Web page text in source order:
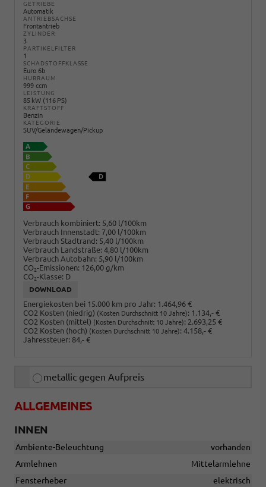
GETRIEBE
Automatik
ANTRIEBSACHSE
Frontantrieb
ZYLINDER
3
PARTIKELFILTER
1
SCHADSTOFFKLASSE
Euro 6b
HUBRAUM
999 ccm
LEISTUNG
85 kW (116 PS)
KRAFTSTOFF
Benzin
KATEGORIE
SUV/Geländewagen/Pickup
Verbrauch kombiniert: 5,60 l/100km
Verbrauch Innenstadt: 7,00 l/100km
Verbrauch Stadtrand: 5,40 l/100km
Verbrauch Landstraße: 4,80 l/100km
Verbrauch Autobahn: 5,90 l/100km
CO2-Emissionen: 126,00 g/km
CO2-Klasse: D
DOWNLOAD
Energiekosten bei 15.000 km pro Jahr: 1.464,96 €
CO2 Kosten (niedrig) (Kosten Durchschnitt 10 Jahre): 1.134,- €
CO2 Kosten (mittel) (Kosten Durchschnitt 10 Jahre): 2.693,25 €
CO2 Kosten (hoch) (Kosten Durchschnitt 10 Jahre): 4.158,- €
Jahressteuer: 84,- €
metallic gegen Aufpreis
ALLGEMEINES
INNEN
Ambiente-Beleuchtung
vorhanden
Armlehnen
Mittelarmlehne
Fensterheber
elektrisch